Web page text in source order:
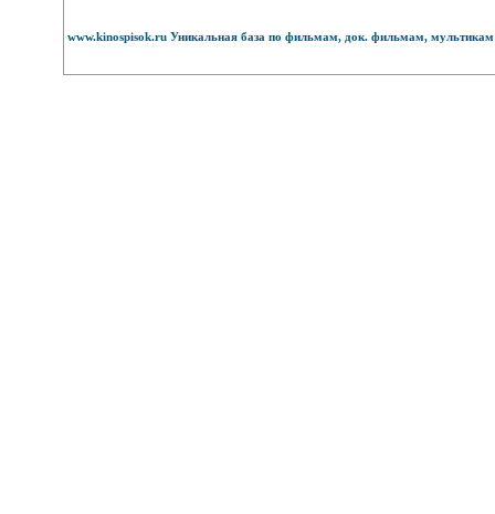
www.kinospisok.ru Уникальная база по фильмам, док. фильмам,